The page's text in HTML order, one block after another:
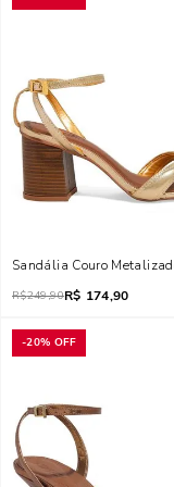
Sandália Couro
R$249,90R$ 174,90
-20% OFF